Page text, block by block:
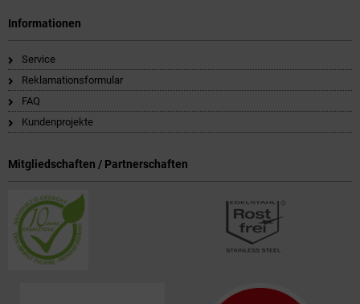
Informationen
Service
Reklamationsformular
FAQ
Kundenprojekte
Mitgliedschaften / Partnerschaften